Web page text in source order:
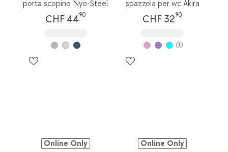
porta scopino Nyo-Steel
CHF 4490
spazzola per wc Akira
CHF 3290
Online Only Online Only